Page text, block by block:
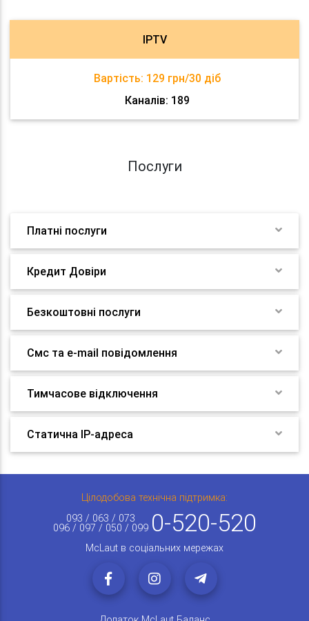
IPTV
Вартість: 129 грн/30 діб
Каналів: 189
Послуги
Платні послуги
Кредит Довіри
Безкоштовні послуги
Смс та e-mail повідомлення
Тимчасове відключення
Статична IP-адреса
Цілодобова технічна підтримка:
093 / 063 / 073
096 / 097 / 050 / 099 0-520-520
McLaut в соціальних мережах